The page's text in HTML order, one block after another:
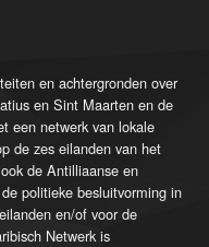
en achtergronden over
en Sint Maarten en de
een netwerk van lokale
de zes eilanden van het
de Antilliaanse en
politieke besluitvorming in
en/of voor de
Netwerk is